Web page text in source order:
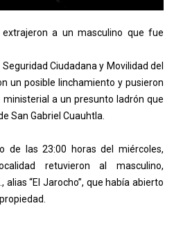
a un masculino que fue
Ciudadana y Movilidad del
un posible linchamiento y pusieron
a un presunto ladrón que
San Gabriel Cuauhtla.
de las 23:00 horas del miércoles,
retuvieron al masculino,
“El Jarocho”, que había abierto